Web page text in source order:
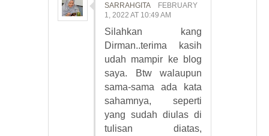
SARRAHGITA
FEBRUARY
1, 2022 AT 10:49 AM
Silahkan kang
Dirman..terima kasih
udah mampir ke blog
saya. Btw walaupun
sama-sama ada kata
sahamnya, seperti
yang sudah diulas di
tulisan diatas,